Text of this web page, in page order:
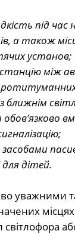
під час
а також
установ;
між
ближнім
обов’язково
дітей.
уважними